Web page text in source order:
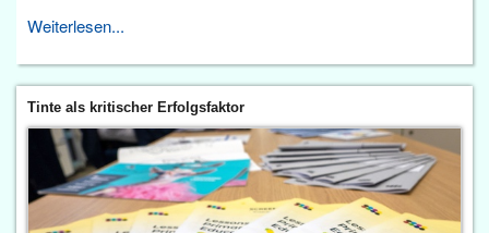
Weiterlesen...
Tinte als kritischer Erfolgsfaktor